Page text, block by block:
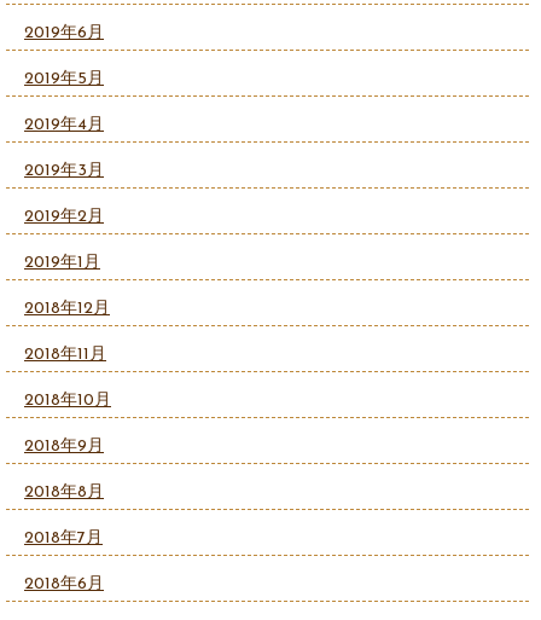
2019年6月
2019年5月
2019年4月
2019年3月
2019年2月
2019年1月
2018年12月
2018年11月
2018年10月
2018年9月
2018年8月
2018年7月
2018年6月